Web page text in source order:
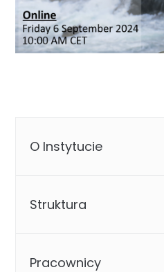
O Instytucie
Struktura
Pracownicy